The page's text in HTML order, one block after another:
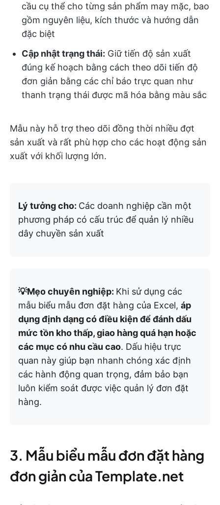
cầu cụ thể cho từng sản phẩm may mặc, bao
gồm nguyên liệu, kích thước và hướng dẫn
đặc biệt
Cập nhật trạng thái: Giữ tiến độ sản xuất
đúng kế hoạch bằng cách theo dõi tiến độ
đơn giản bằng các chỉ báo trực quan như
thanh trạng thái được mã hóa bằng màu sắc
Mẫu này hỗ trợ theo dõi đồng thời nhiều đợt
sản xuất và rất phù hợp cho các hoạt động sản
xuất với khối lượng lớn.
Lý tưởng cho: Các doanh nghiệp cần một
phương pháp có cấu trúc để quản lý nhiều
dây chuyền sản xuất
💡Mẹo chuyên nghiệp: Khi sử dụng các
mẫu biểu mẫu đơn đặt hàng của Excel, áp
dụng định dạng có điều kiện để đánh dấu
mức tồn kho thấp, giao hàng quá hạn hoặc
các mục có nhu cầu cao. Dấu hiệu trực
quan này giúp bạn nhanh chóng xác định
các hành động quan trọng, đảm bảo bạn
luôn kiểm soát được việc quản lý đơn đặt
hàng.
3. Mẫu biểu mẫu đơn đặt hàng
đơn giản của Template.net